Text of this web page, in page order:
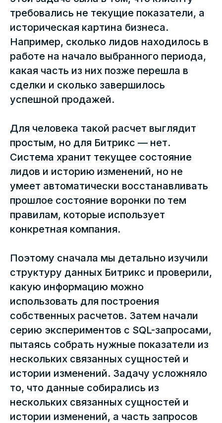
требовались не текущие показатели, а
историческая картина бизнеса.
Например, сколько лидов находилось в
работе на начало выбранного периода,
какая часть из них позже перешла в
сделки и сколько завершилось
успешной продажей.
Для человека такой расчет выглядит
простым, но для Битрикс — нет.
Система хранит текущее состояние
лидов и историю изменений, но не
умеет автоматически восстанавливать
прошлое состояние воронки по тем
правилам, которые использует
конкретная компания.
Поэтому сначала мы детально изучили
структуру данных Битрикс и проверили,
какую информацию можно
использовать для построения
собственных расчетов. Затем начали
серию экспериментов с SQL-запросами,
пытаясь собрать нужные показатели из
нескольких связанных сущностей и
истории изменений. Задачу усложняло
то, что данные собирались из
нескольких связанных сущностей и
истории изменений, а часть запросов